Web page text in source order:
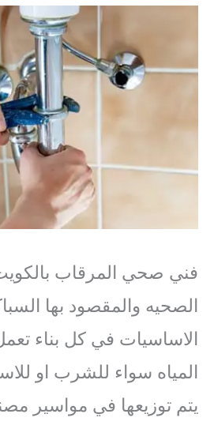
فني صحي المرقاب
الصحيه والمقصود بها
الاساسيات في كل بناء
المياه سواء للشرب او
يتم توزيعها في مواسير